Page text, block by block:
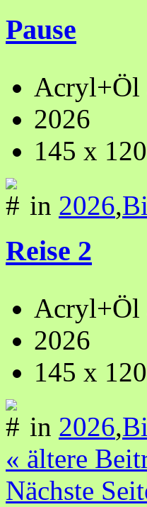
Pause
Acryl+Öl
2026
145 x
in 2026,
Reise 2
Acryl+Öl
2026
145 x
in 2026,
« ältere
Nächste